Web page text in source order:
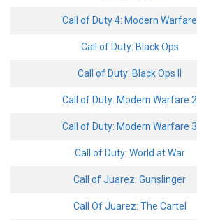
Call of Duty 4: Modern Warfare
Call of Duty: Black Ops
Call of Duty: Black Ops II
Call of Duty: Modern Warfare 2
Call of Duty: Modern Warfare 3
Call of Duty: World at War
Call of Juarez: Gunslinger
Call Of Juarez: The Cartel